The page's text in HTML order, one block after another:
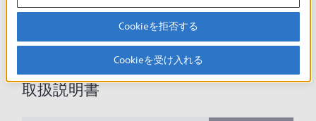
現在、本ページで提供されているアップデート情報はありませ
取扱説明書
Cookieを拒否する
Cookieを受け入れる